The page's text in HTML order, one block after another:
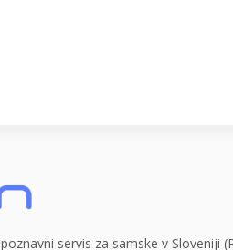
servis za samske v Sloveniji